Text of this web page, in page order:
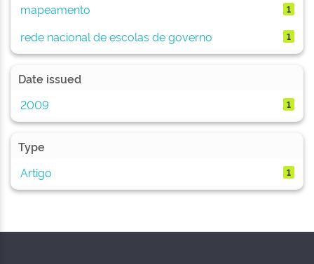
mapeamento 1
rede nacional de escolas de governo 1
Date issued
2009
1
Type
Artigo
1